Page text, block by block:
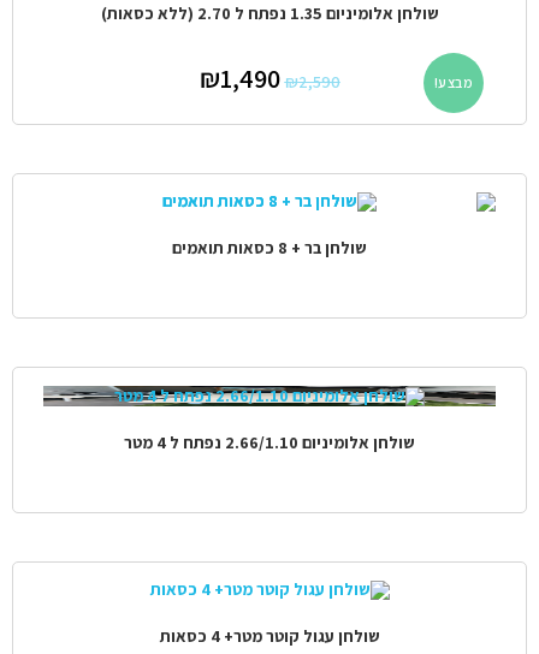
מבצע!
שולחן אלומיניום 1.35 נפתח ל 2.70 (ללא כסאות)
₪2,590
₪1,490
שולחן בר + 8 כסאות תואמים
שולחן אלומיניום 2.66/1.10 נפתח ל 4 מטר
שולחן עגול קוטר מטר+ 4 כסאות